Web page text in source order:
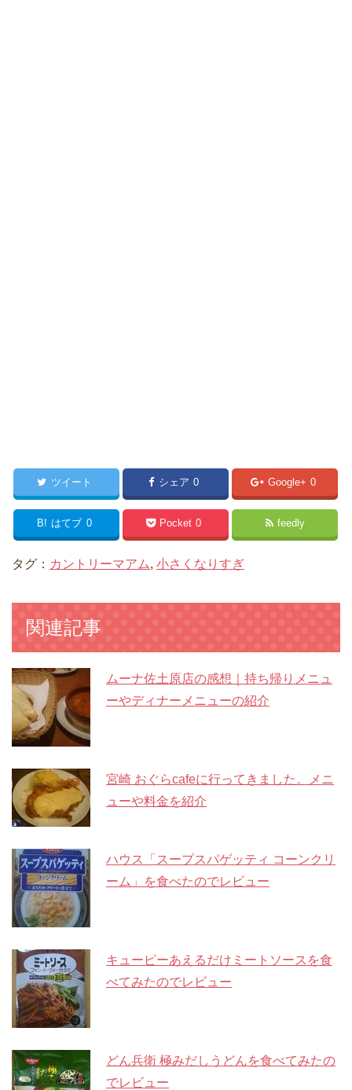
ツイート シェア 0 Google+ 0
B! はてブ 0 Pocket 0 feedly
タグ： カントリーマアム, 小さくなりすぎ
関連記事
ムーナ佐土原店の感想｜持ち帰りメニュ
ーやディナーメニューの紹介
宮崎 おぐらcafeに行ってきました。メニ
ューや料金を紹介
ハウス「スープスパゲッティ コーンクリ
ーム」を食べたのでレビュー
キューピーあえるだけミートソースを食
べてみたのでレビュー
どん兵衛 極みだしうどんを食べてみたの
でレビュー